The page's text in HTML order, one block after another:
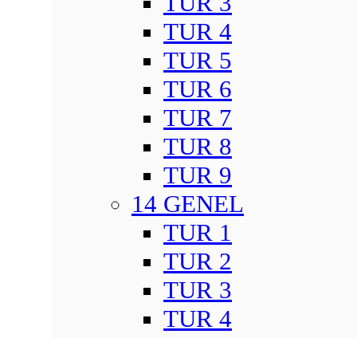
TUR 4
TUR 5
TUR 6
TUR 7
TUR 8
TUR 9
14 GENEL
TUR 1
TUR 2
TUR 3
TUR 4